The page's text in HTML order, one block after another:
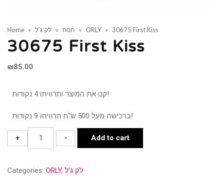
Home » חנות » לק ג'ל » ORLY » 30675 First Kiss
30675 First Kiss
₪85.00
קנו את המוצר ותרוויחו 4 נקודות!
ברכישה מעל 500 ש"ח תרוויחו 9 נקודות!
+
30675
First
quantity
- Add to cart
Categories: ORLY, לק ג'ל